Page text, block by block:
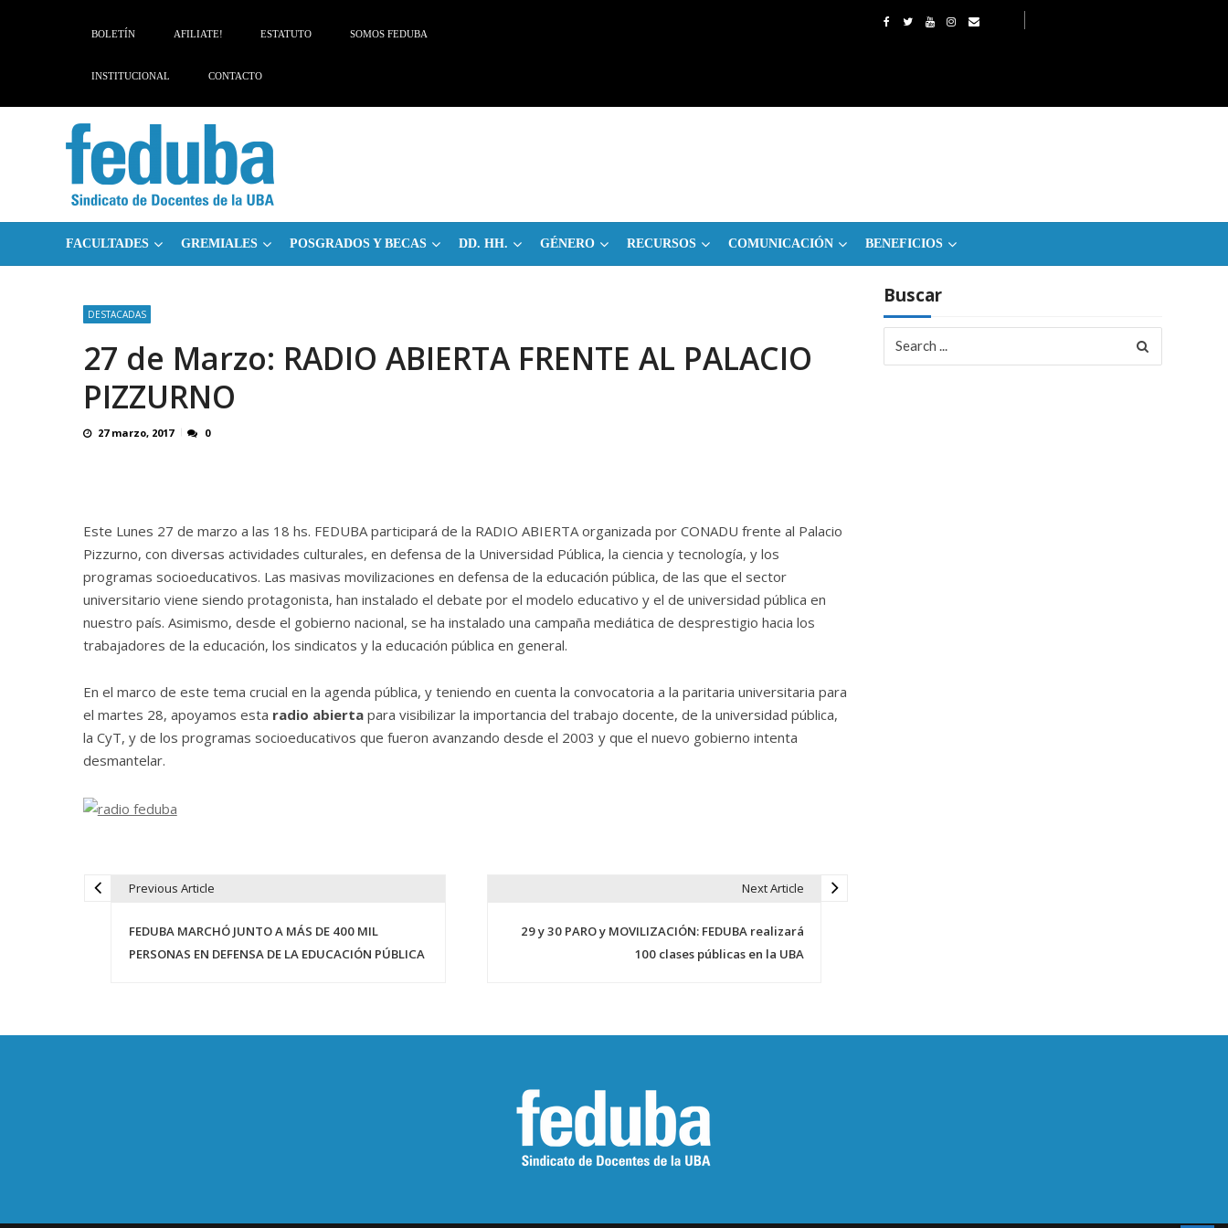
BOLETÍN AFILIATE! ESTATUTO SOMOS FEDUBA
INSTITUCIONAL CONTACTO
FACULTADES GREMIALES POSGRADOS Y BECAS DD. HH. GÉNERO RECURSOS COMUNICACIÓN BENEFICIOS
DESTACADAS
27 de Marzo: RADIO ABIERTA FRENTE AL PALACIO
PIZZURNO
27 marzo, 2017 0
Este Lunes 27 de marzo a las 18 hs. FEDUBA participará de la RADIO ABIERTA organizada por CONADU frente al Palacio
Pizzurno, con diversas actividades culturales, en defensa de la Universidad Pública, la ciencia y tecnología, y los
programas socioeducativos. Las masivas movilizaciones en defensa de la educación pública, de las que el sector
universitario viene siendo protagonista, han instalado el debate por el modelo educativo y el de universidad pública en
nuestro país. Asimismo, desde el gobierno nacional, se ha instalado una campaña mediática de desprestigio hacia los
trabajadores de la educación, los sindicatos y la educación pública en general.
En el marco de este tema crucial en la agenda pública, y teniendo en cuenta la convocatoria a la paritaria universitaria para
el martes 28, apoyamos esta radio abiertapara visibilizar la importancia del trabajo docente, de la universidad pública,
la CyT, y de los programas socioeducativos que fueron avanzando desde el 2003 y que el nuevo gobierno intenta
desmantelar.
e
Previous Article
FEDUBA MARCHÓ JUNTO A MÁS DE 400 MIL
PERSONAS EN DEFENSA DE LA EDUCACIÓN PÚBLICA
Next Article
29 y 30 PARO y MOVILIZACIÓN: FEDUBA realizará
100 clases públicas en la UBA
Buscar
for: